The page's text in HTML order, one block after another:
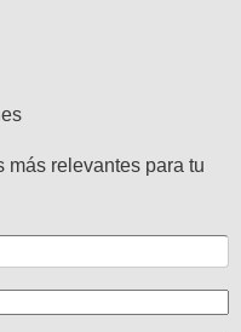
más relevantes para tu